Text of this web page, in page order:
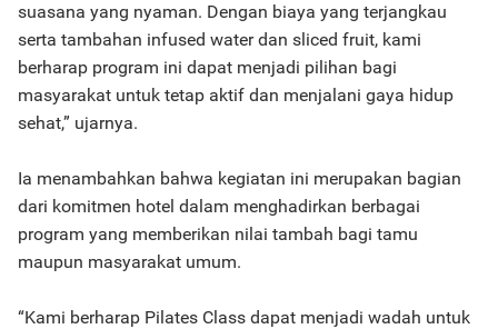
suasana yang nyaman. Dengan biaya yang terjangkau
serta tambahan infused water dan sliced fruit, kami
berharap program ini dapat menjadi pilihan bagi
masyarakat untuk tetap aktif dan menjalani gaya hidup
sehat,” ujarnya.
Ia menambahkan bahwa kegiatan ini merupakan bagian
dari komitmen hotel dalam menghadirkan berbagai
program yang memberikan nilai tambah bagi tamu
maupun masyarakat umum.
“Kami berharap Pilates Class dapat menjadi wadah untuk